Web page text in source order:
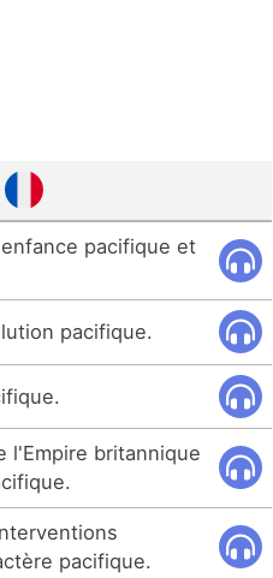
pacifique et
pacifique.
l'Empire britannique
pacifique.